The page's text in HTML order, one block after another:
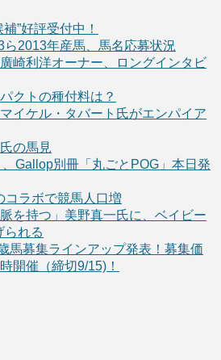
”好評受付中！
ら2013年産馬、馬名応募状況
崎利洋オーナー、ロングインタビ
クトの種付料は？
イケル・タバート氏がエンパイア
の馬見
、Gallop別冊「丸ごとPOG」本日発
コラボで競馬人口増
を持つ」美野真一氏に、ベイビー
られる
馬募集ラインアップ発表！募集価
開催（締切9/15)！